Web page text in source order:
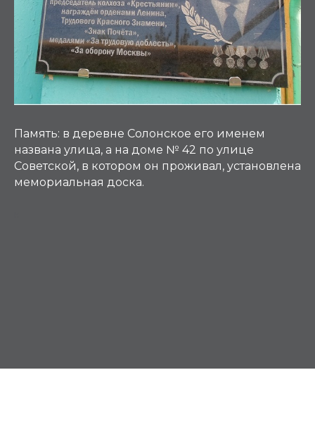
Память: в деревне Солонское его именем
названа улица, а на доме № 42 по улице
Советской, в котором он проживал, установлена
мемориальная доска.